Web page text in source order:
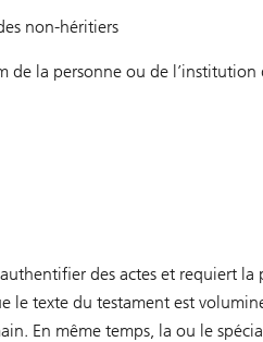
non-héritiers
de la personne ou de
des actes et requiert la
le texte du testament est
En même temps, la ou le